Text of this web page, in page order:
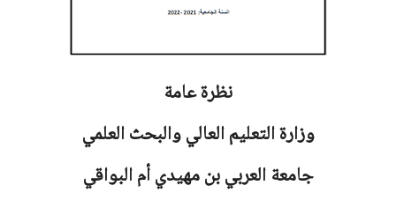
نظرة عامة
وزارة التعليم العالي والبحث العلمي
جامعةالعربي بن مهيدي أم البواقي